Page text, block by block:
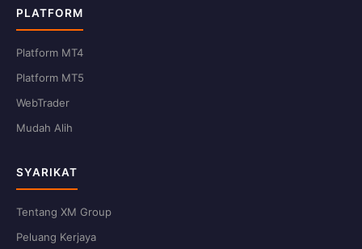
PLATFORM
Platform MT4
Platform MT5
WebTrader
Mudah Alih
SYARIKAT
Tentang XM Group
Peluang Kerjaya